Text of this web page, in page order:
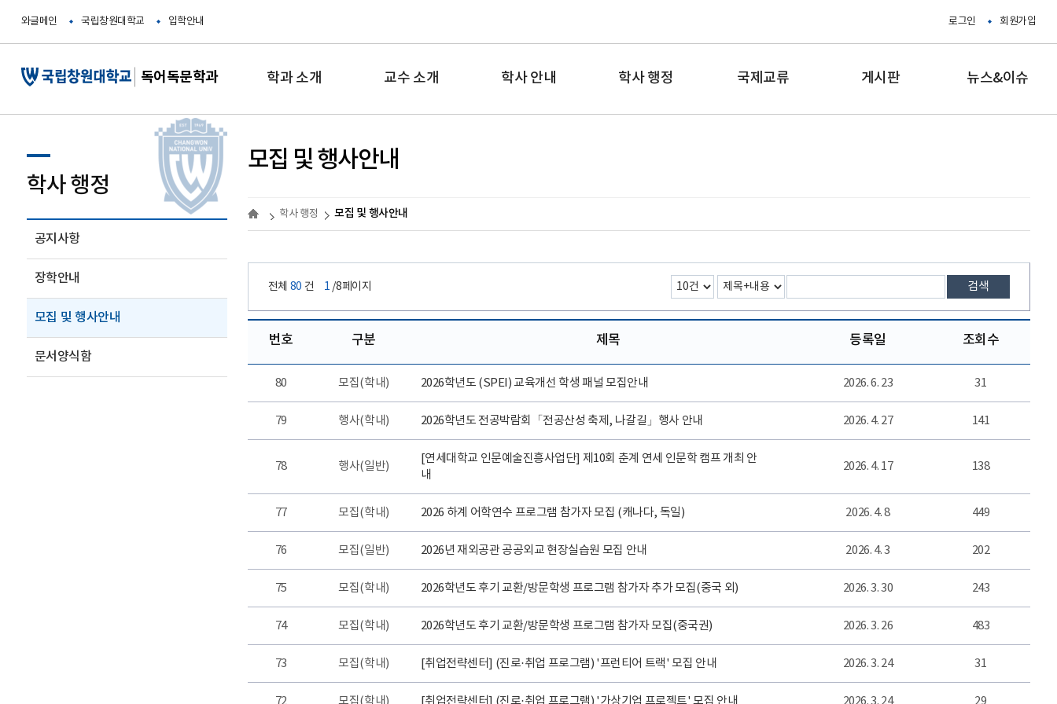
와글메인 국립창원대학교 입학안내 로그인 회원가입
독어독문학과 학과 소개 교수 소개 학사 안내 학사 행정 국제교류 게시판 뉴스&이슈
학사 행정
공지사항
장학안내
모집 및 행사안내
문서양식함
모집 및 행사안내
학사 행정 모집 및 행사안내
검색
전체 80 건 1 /8페이지
번호 구분 제목 등록일 조회수
80 모집(학내) 2026학년도 (SPEI) 교육개선 학생 패널 모집안내 2026. 6. 23 31
79 행사(학내) 2026학년도 전공박람회「전공산성 축제, 나갈길」행사 안내 2026. 4. 27 141
78 행사(일반)
[연세대학교 인문예술진흥사업단] 제10회 춘계 연세 인문학 캠프 개최 안
내
2026. 4. 17 138
77 모집(학내) 2026 하계 어학연수 프로그램 참가자 모집 (캐나다, 독일) 2026. 4. 8 449
76 모집(일반) 2026년 재외공관 공공외교 현장실습원 모집 안내 2026. 4. 3 202
75 모집(학내) 2026학년도 후기 교환/방문학생 프로그램 참가자 추가 모집(중국 외) 2026. 3. 30 243
74 모집(학내) 2026학년도 후기 교환/방문학생 프로그램 참가자 모집(중국권) 2026. 3. 26 483
73 모집(학내) [취업전략센터] (진로·취업 프로그램) '프런티어 트랙' 모집 안내 2026. 3. 24 31
72 모집(학내) [취업전략센터] (진로·취업 프로그램) '가상기업 프로젝트' 모집 안내 2026. 3. 24 29